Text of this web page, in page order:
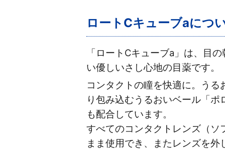
ロートCキューブaにつ
「ロートCキューブa」は、目
い優しいさし心地の目薬です。
コンタクトの瞳を快適に。う
り包み込むうるおいベール「
も配合しています。
すべてのコンタクトレンズ（ソ
まま使用でき、またレンズを